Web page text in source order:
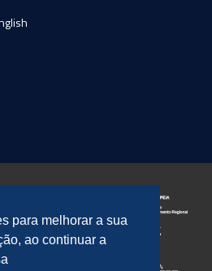
para melhorar a sua
ao continuar a